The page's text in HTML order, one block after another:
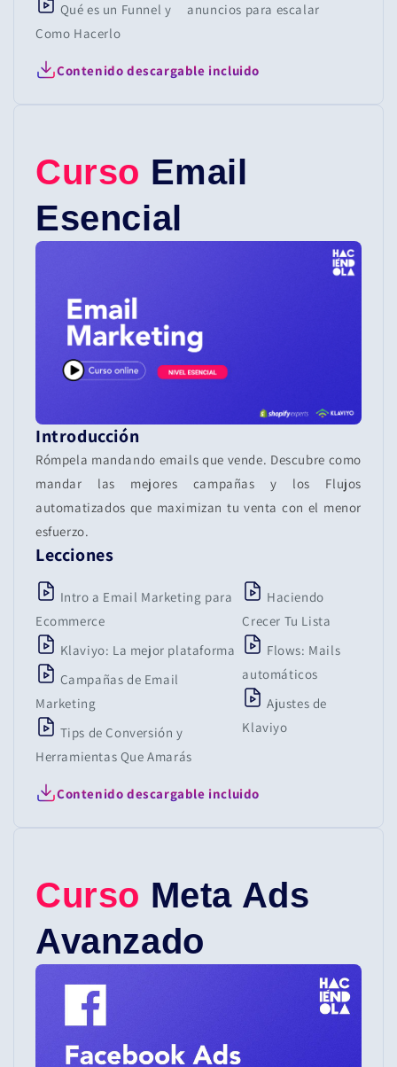
Qué es un Funnel y
Como Hacerlo
anuncios para escalar
Contenido descargable incluido
Curso Email
Esencial
Introducción
Rómpela mandando emails que vende. Descubre como
mandar las mejores campañas y los Flujos
automatizados que maximizan tu venta con el menor
esfuerzo.
Lecciones
Intro a Email Marketing para
Ecommerce
Klaviyo: La mejor plataforma
Campañas de Email
Marketing
Tips de Conversión y
Herramientas Que Amarás
Haciendo
Crecer Tu Lista
Flows: Mails
automáticos
Ajustes de
Klaviyo
Contenido descargable incluido
Curso Meta Ads
Avanzado